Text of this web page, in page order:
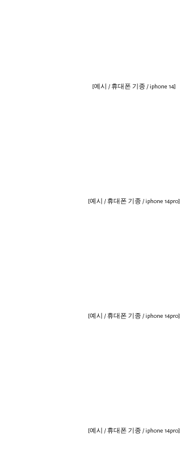
[예시 / 휴대폰 기종 / iphone 14]
[예시 / 휴대폰 기종 / iphone 14pro]
[예시 / 휴대폰 기종 / iphone 14pro]
[예시 / 휴대폰 기종 / iphone 14pro]